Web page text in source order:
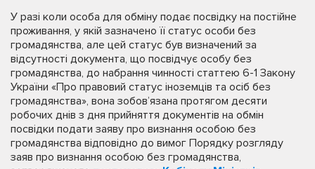
У разі коли особа для обміну подає посвідку на постійне
проживання, у якій зазначено її статус особи без
громадянства, але цей статус був визначений за
відсутності документа, що посвідчує особу без
громадянства, до набрання чинності статтею 6-1 Закону
України «Про правовий статус іноземців та осіб без
громадянства», вона зобов’язана протягом десяти
робочих днів з дня прийняття документів на обмін
посвідки подати заяву про визнання особою без
громадянства відповідно до вимог Порядку розгляду
заяв про визнання особою без громадянства,